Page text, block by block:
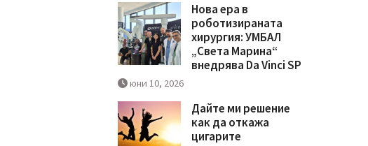
Нова ера в
роботизираната
хирургия: УМБАЛ
„Света Марина“
внедрява Da Vinci SP
юни 10, 2026
Дайте ми решение
как да откажа
цигарите